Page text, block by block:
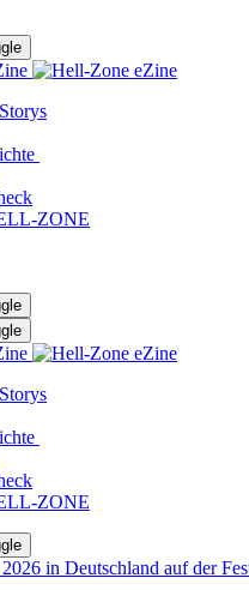
ZONE
ZONE